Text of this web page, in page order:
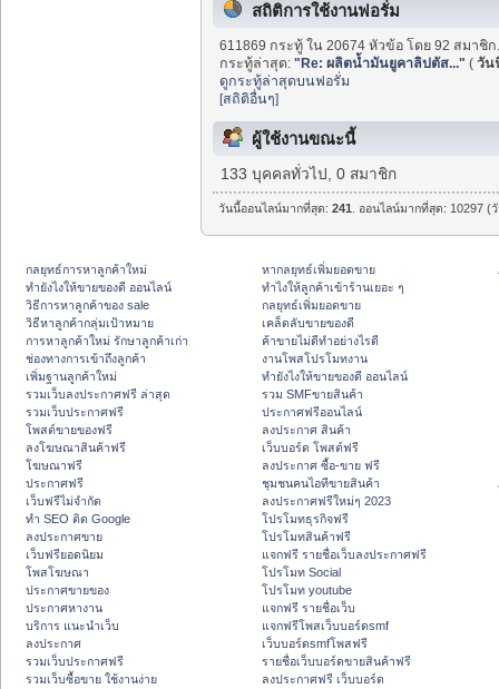
สถิติการใช้งานฟอรั่ม
611869 กระทู้ ใน 20674 หัวข้อ โดย 92 สมาชิ
กระทู้ล่าสุด:"Re: ผลิตน้ำมันยูคาลิปตัส..." (วัน
ดูกระทู้ล่าสุดบนฟอรั่ม
[สถิติอื่นๆ]
ผู้ใช้งานขณะนี้
133 บุคคลทั่วไป, 0 สมาชิก
วันนี้ออนไลน์มากที่สุด:241 . ออนไลน์มากที่สุด: 10297
กลยุทธ์การหาลูกค้าใหม่
ทํายังไงให้ขายของดี ออนไลน์
วิธีการหาลูกค้าของ sale
วิธีหาลูกค้ากลุ่มเป้าหมาย
การหาลูกค้าใหม่ รักษาลูกค้าเก่า
ช่องทางการเข้าถึงลูกค้า
เพิ่มฐานลูกค้าใหม่
รวมเว็บลงประกาศฟรี ล่าสุด
รวมเว็บประกาศฟรี
โพสต์ขายของฟรี
ลงโฆษณาสินค้าฟรี
โฆษณาฟรี
ประกาศฟรี
เว็บฟรีไม่จำกัด
ทำ SEO ติด Google
ลงประกาศขาย
เว็บฟรียอดนิยม
โพสโฆษณา
ประกาศขายของ
ประกาศหางาน
บริการ แนะนำเว็บ
ลงประกาศ
รวมเว็บประกาศฟรี
รวมเว็บซื้อขาย ใช้งานง่าย
หากลยุทธ์เพิ่มยอดขาย
ทําไงให้ลูกค้าเข้าร้านเยอะ ๆ
กลยุทธ์เพิ่มยอดขาย
เคล็ดลับขายของดี
ค้าขายไม่ดีทำอย่างไรดี
งานโพสโปรโมทงาน
ทํายังไงให้ขายของดี ออนไลน์
รวม SMFขายสินค้า
ประกาศฟรีออนไลน์
ลงประกาศ สินค้า
เว็บบอร์ด โพสต์ฟรี
ลงประกาศ ซื้อ-ขาย ฟรี
ชุมชนคนไอทีขายสินค้า
ลงประกาศฟรีใหม่ๆ 2023
โปรโมทธุรกิจฟรี
โปรโมทสินค้าฟรี
แจกฟรี รายชื่อเว็บลงประกาศฟรี
โปรโมท Social
โปรโมท youtube
แจกฟรี รายชื่อเว็บ
แจกฟรีโพสเว็บบอร์ดsmf
เว็บบอร์ดsmfโพสฟรี
รายชื่อเว็บบอร์ดขายสินค้าฟรี
ลงประกาศฟรี เว็บบอร์ด